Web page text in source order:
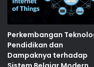
Perkembangan
Pendidikan dan
Dampaknya terhadap